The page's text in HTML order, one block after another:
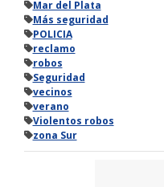
Mar del Plata
Más seguridad
POLICIA
reclamo
robos
Seguridad
vecinos
verano
Violentos robos
zona Sur